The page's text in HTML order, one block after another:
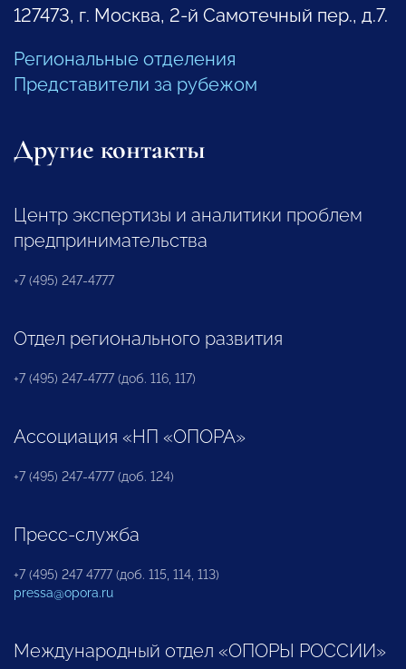
127473, г. Москва, 2-й Самотечный пер., д.7.
Региональные отделения
Представители за рубежом
Другие контакты
Центр экспертизы и аналитики проблем
предпринимательства
+7 (495) 247-4777
Отдел регионального развития
+7 (495) 247-4777 (доб. 116, 117)
Ассоциация «НП «ОПОРА»
+7 (495) 247-4777 (доб. 124)
Пресс-служба
+7 (495) 247 4777 (доб. 115, 114, 113)
pressa@opora.ru
Международный отдел «ОПОРЫ РОССИИ»